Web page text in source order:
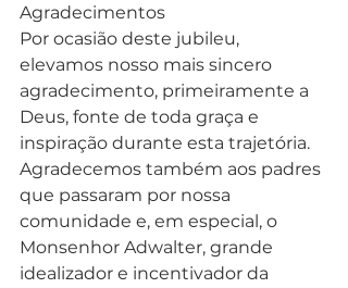
Agradecimentos
Por ocasião deste jubileu,
elevamos nosso mais sincero
agradecimento, primeiramente a
Deus, fonte de toda graça e
inspiração durante esta trajetória.
Agradecemos também aos padres
que passaram por nossa
comunidade e, em especial, o
Monsenhor Adwalter, grande
idealizador e incentivador da